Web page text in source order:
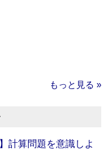
もっと見る »
計算問題を意識しよ